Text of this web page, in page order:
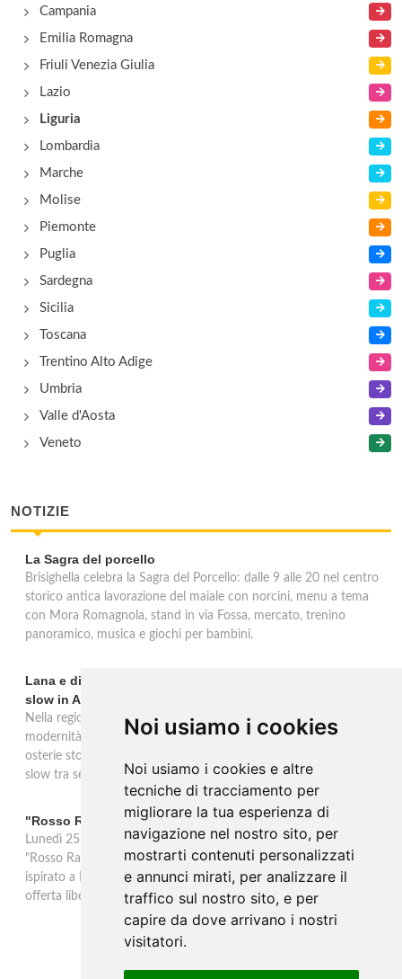
Noi usiamo i cookies
Noi usiamo i cookies e altre
tecniche di tracciamento per
migliorare la tua esperienza di
navigazione nel nostro sito, per
mostrarti contenuti personalizzati
e annunci mirati, per analizzare il
traffico sul nostro sito, e per
capire da dove arrivano i nostri
visitatori.
Campania
Emilia Romagna
Friuli Venezia Giulia
Lazio
Liguria
Lombardia
Marche
Molise
Piemonte
Puglia
Sardegna
Sicilia
Toscana
Trentino Alto Adige
Umbria
Valle d'Aosta
Veneto
NOTIZIE
La Sagra del porcello
Brisighella celebra la Sagra del Porcello: dalle 9 alle 20 nel centro
storico antica lavorazione del maiale con norcini, menu a tema
con Mora Romagnola, stand in via Fossa, mercato, trenino
panoramico, musica e giochi per bambini.
Lana e dintorni: Törggelen, vini d'eccellenza e vacanze
slow in Alto Adige
Nella regione di Lana in Alto Adige tradizione contadina e
modernità si fondono in un'esperienza autentica. Törggelen nelle
osterie storiche, vini da antiche tradizioni vitivinicole e vacanze
slow tra sentieri delle rogge e produttori locali.
"Rosso Rame" in scena a Collepasso il 25 agosto
Lunedì 25 agosto al Palazzo Baronale di Collepasso va in scena
"Rosso Rame", spettacolo di Mary Negro e Gabriele Polimeno
ispirato a Dario Fo e Franca Rame. Ingresso con prenotazione e
offerta libera alle ore 21.